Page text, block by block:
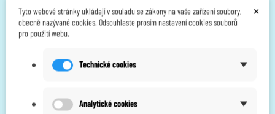
Body Clock -
×
Tyto webové stránky ukládají v souladu se zákony na vaše zařízení soubory,
obecně nazývané cookies. Odsouhlaste prosím nastavení cookies souborů
pro použití webu.
Technické cookies
Analytické cookies